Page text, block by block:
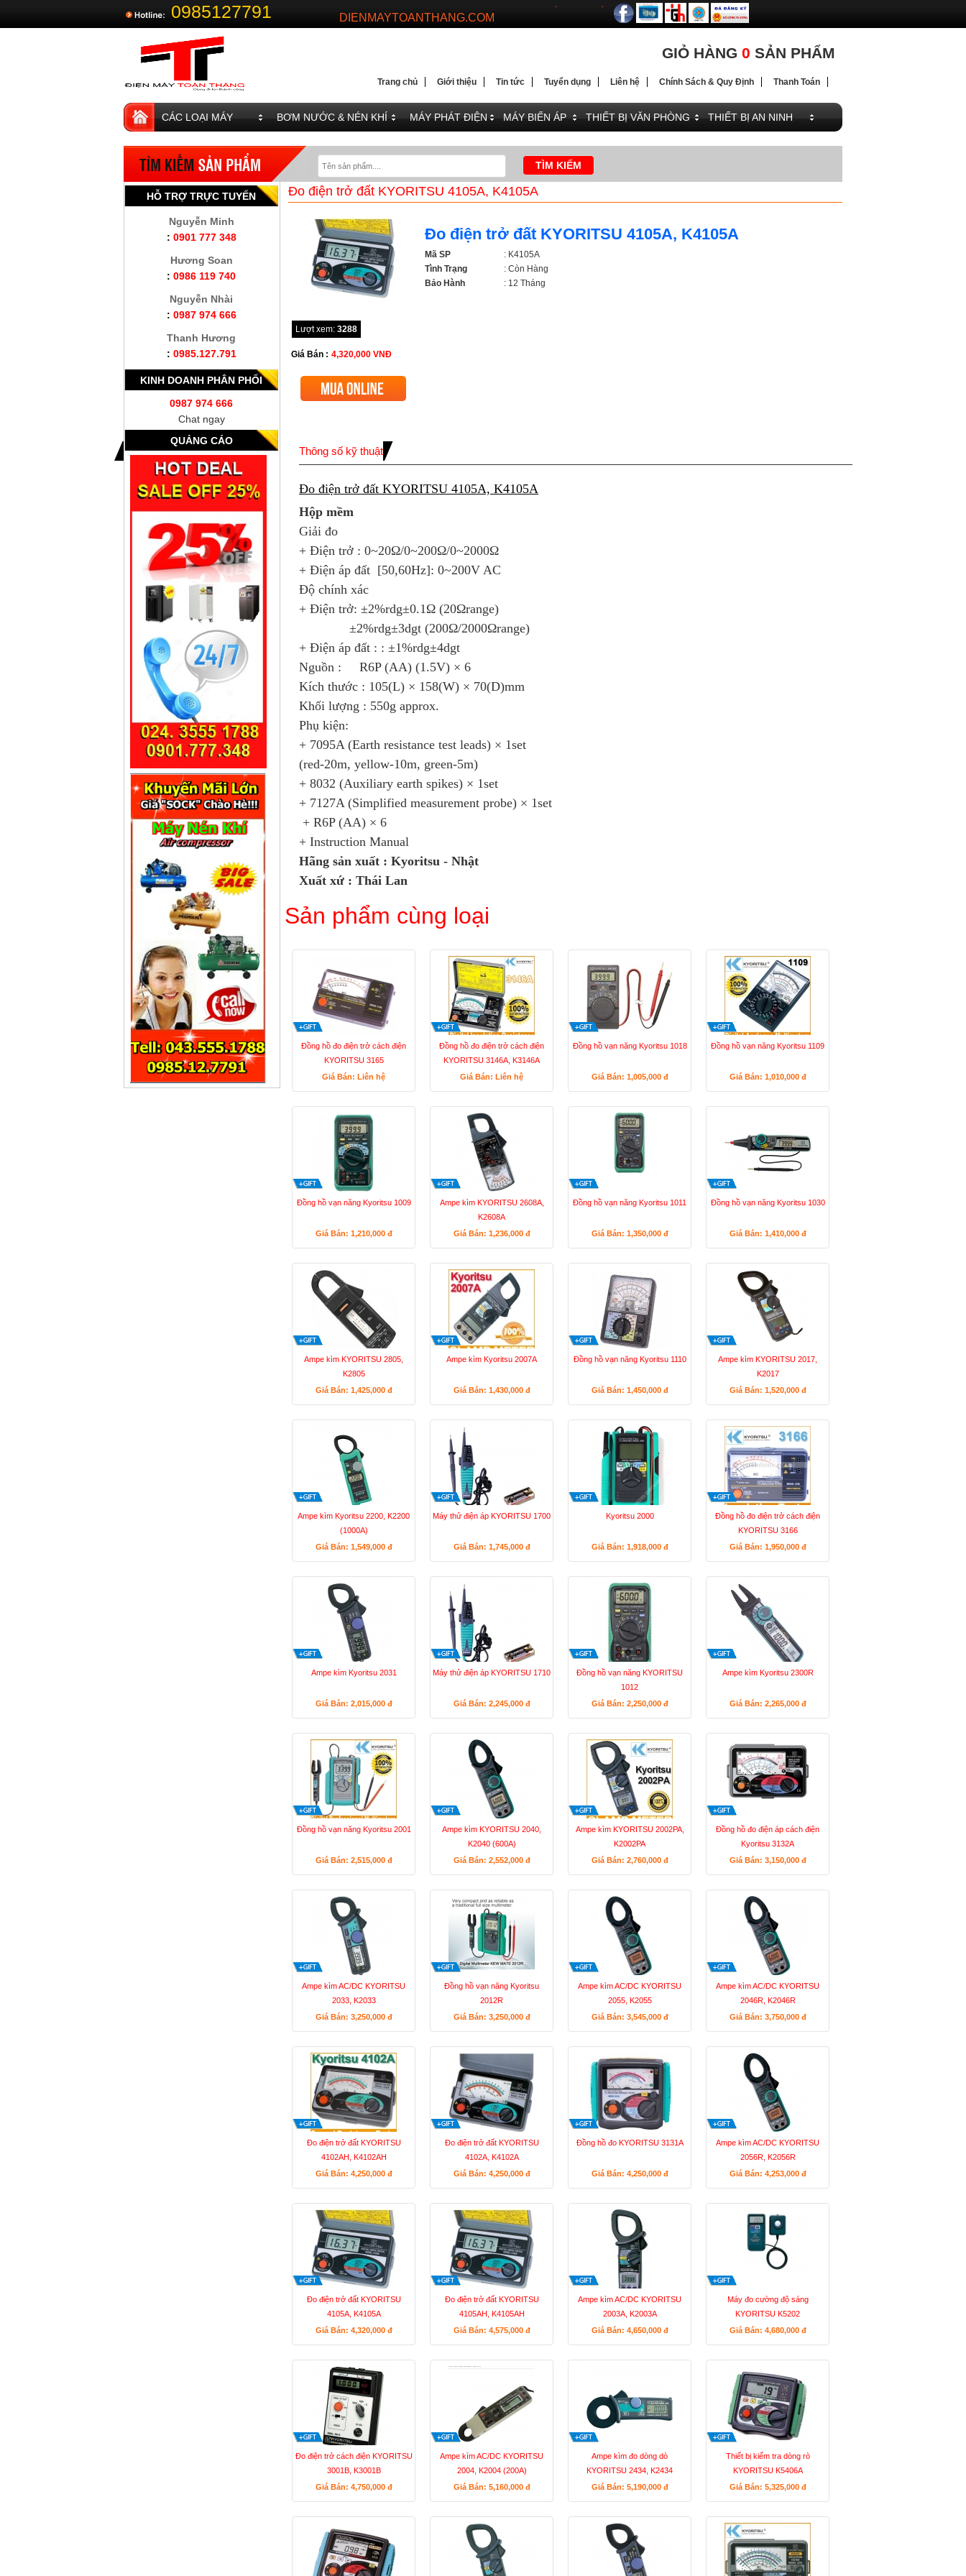
0985127791
DIENMAYTOANTHANG.COM
WEBSITE HÀNG ĐẦU VỀ MÁY PHÁT ĐIỆN VÀ BỘ LƯU ĐIỆN
GIỎ HÀNG 0 SẢN PHẨM
Trang chủ Giới thiệu Tin tức Tuyển dụng Liên hệ Chính Sách & Quy Định Thanh Toán
CÁC LOẠI MÁY BƠM NƯỚC & NÉN KHÍ MÁY PHÁT ĐIỆN MÁY BIẾN ÁP THIẾT BỊ VĂN PHÒNG THIẾT BỊ AN NINH
Đo điện trở đất KYORITSU 4105A, K4105A
Lượt xem: 3288
Giá Bán : 4,320,000 VNĐ
Đo điện trở đất KYORITSU 4105A, K4105A
Mã SP
: K4105A
Tình Trạng
: Còn Hàng
Bảo Hành
: 12 Tháng
Thông số kỹ thuật
Đo điện trở đất KYORITSU 4105A, K4105A
Hộp mềm
Giải đo
+ Điện trở : 0~20Ω/0~200Ω/0~2000Ω
+ Điện áp đất [50,60Hz]: 0~200V AC
Độ chính xác
+ Điện trở: ±2%rdg±0.1Ω (20Ωrange)
±2%rdg±3dgt (200Ω/2000Ωrange)
+ Điện áp đất : : ±1%rdg±4dgt
Nguồn : R6P (AA) (1.5V) × 6
Kích thước : 105(L) × 158(W) × 70(D)mm
Khối lượng : 550g approx.
Phụ kiện:
+ 7095A (Earth resistance test leads) × 1set
(red-20m, yellow-10m, green-5m)
+ 8032 (Auxiliary earth spikes) × 1set
+ 7127A (Simplified measurement probe) × 1set
+ R6P (AA) × 6
+ Instruction Manual
Hãng sản xuất : Kyoritsu - Nhật
Xuất xứ : Thái Lan
Sản phẩm cùng loại
Đồng hồ đo điện trở cách điện
KYORITSU 3165
Giá Bán: Liên hệ
Đồng hồ đo điện trở cách điện
KYORITSU 3146A, K3146A
Giá Bán: Liên hệ
Đồng hồ vạn năng Kyoritsu 1018
Giá Bán: 1,005,000 đ
Đồng hồ vạn năng Kyoritsu 1109
Giá Bán: 1,010,000 đ
Đồng hồ vạn năng Kyoritsu 1009
Giá Bán: 1,210,000 đ
Ampe kìm KYORITSU 2608A,
K2608A
Giá Bán: 1,236,000 đ
Đồng hồ vạn năng Kyoritsu 1011
Giá Bán: 1,350,000 đ
Đồng hồ vạn năng Kyoritsu 1030
Giá Bán: 1,410,000 đ
Ampe kìm KYORITSU 2805,
K2805
Giá Bán: 1,425,000 đ
Ampe kìm Kyoritsu 2007A
Giá Bán: 1,430,000 đ
Đồng hồ vạn năng Kyoritsu 1110
Giá Bán: 1,450,000 đ
Ampe kìm KYORITSU 2017,
K2017
Giá Bán: 1,520,000 đ
Ampe kìm Kyoritsu 2200, K2200
(1000A)
Giá Bán: 1,549,000 đ
Máy thử điện áp KYORITSU 1700
Giá Bán: 1,745,000 đ
Kyoritsu 2000
Giá Bán: 1,918,000 đ
Đồng hồ đo điện trở cách điện
KYORITSU 3166
Giá Bán: 1,950,000 đ
Ampe kìm Kyoritsu 2031
Giá Bán: 2,015,000 đ
Máy thử điện áp KYORITSU 1710
Giá Bán: 2,245,000 đ
Đồng hồ vạn năng KYORITSU
1012
Giá Bán: 2,250,000 đ
Ampe kìm Kyoritsu 2300R
Giá Bán: 2,265,000 đ
Đồng hồ vạn năng Kyoritsu 2001
Giá Bán: 2,515,000 đ
Ampe kìm KYORITSU 2040,
K2040 (600A)
Giá Bán: 2,552,000 đ
Ampe kìm KYORITSU 2002PA,
K2002PA
Giá Bán: 2,760,000 đ
Đồng hồ đo điện áp cách điện
Kyoritsu 3132A
Giá Bán: 3,150,000 đ
Ampe kìm AC/DC KYORITSU
2033, K2033
Giá Bán: 3,250,000 đ
Đồng hồ vạn năng Kyoritsu
2012R
Giá Bán: 3,250,000 đ
Ampe kìm AC/DC KYORITSU
2055, K2055
Giá Bán: 3,545,000 đ
Ampe kìm AC/DC KYORITSU
2046R, K2046R
Giá Bán: 3,750,000 đ
Đo điện trở đất KYORITSU
4102AH, K4102AH
Giá Bán: 4,250,000 đ
Đo điện trở đất KYORITSU
4102A, K4102A
Giá Bán: 4,250,000 đ
Đồng hồ đo KYORITSU 3131A
Giá Bán: 4,250,000 đ
Ampe kìm AC/DC KYORITSU
2056R, K2056R
Giá Bán: 4,253,000 đ
Đo điện trở đất KYORITSU
4105A, K4105A
Giá Bán: 4,320,000 đ
Đo điện trở đất KYORITSU
4105AH, K4105AH
Giá Bán: 4,575,000 đ
Ampe kìm AC/DC KYORITSU
2003A, K2003A
Giá Bán: 4,650,000 đ
Máy đo cường độ sáng
KYORITSU K5202
Giá Bán: 4,680,000 đ
Đo điện trở cách điện KYORITSU
3001B, K3001B
Giá Bán: 4,750,000 đ
Ampe kìm AC/DC KYORITSU
2004, K2004 (200A)
Giá Bán: 5,160,000 đ
Ampe kìm đo dòng dò
KYORITSU 2434, K2434
Giá Bán: 5,190,000 đ
Thiết bị kiểm tra dòng rò
KYORITSU K5406A
Giá Bán: 5,325,000 đ
HỖ TRỢ TRỰC TUYẾN
Nguyễn Minh
: 0901 777 348
Hương Soan
: 0986 119 740
Nguyễn Nhài
: 0987 974 666
Thanh Hương
: 0985.127.791
KINH DOANH PHÂN PHỐI
0987 974 666
Chat ngay
QUẢNG CÁO